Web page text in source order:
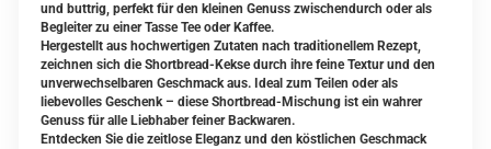
und buttrig, perfekt für den kleinen Genuss zwischendurch oder als
Begleiter zu einer Tasse Tee oder Kaffee.
Hergestellt aus hochwertigen Zutaten nach traditionellem Rezept,
zeichnen sich die Shortbread-Kekse durch ihre feine Textur und den
unverwechselbaren Geschmack aus. Ideal zum Teilen oder als
liebevolles Geschenk – diese Shortbread-Mischung ist ein wahrer
Genuss für alle Liebhaber feiner Backwaren.
Entdecken Sie die zeitlose Eleganz und den köstlichen Geschmack